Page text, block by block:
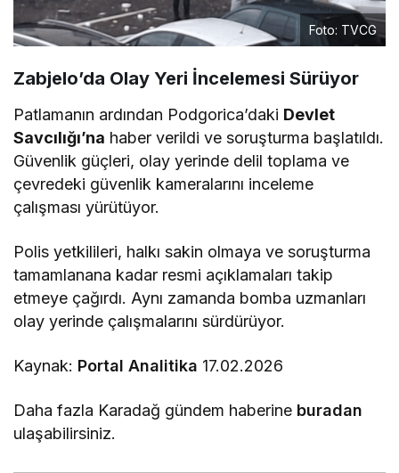
Foto: TVCG
Zabjelo’da Olay Yeri İncelemesi Sürüyor
Patlamanın ardından Podgorica’daki Devlet
Savcılığı’na haber verildi ve soruşturma başlatıldı.
Güvenlik güçleri, olay yerinde delil toplama ve
çevredeki güvenlik kameralarını inceleme
çalışması yürütüyor.
Polis yetkilileri, halkı sakin olmaya ve soruşturma
tamamlanana kadar resmi açıklamaları takip
etmeye çağırdı. Aynı zamanda bomba uzmanları
olay yerinde çalışmalarını sürdürüyor.
Kaynak: Portal Analitika 17.02.2026
Daha fazla Karadağ gündem haberine buradan
ulaşabilirsiniz.